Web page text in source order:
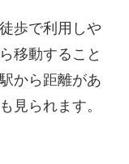
歩で利用しや
移動すること
から距離があ
見られます。